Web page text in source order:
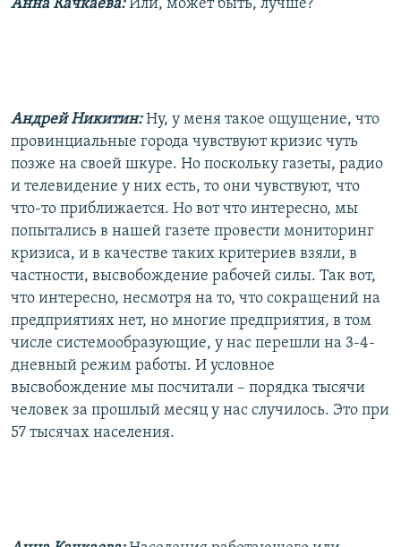
Анна Качкаева: Или, может быть, лучше?
Андрей Никитин: Ну, у меня такое ощущение, что
провинциальные города чувствуют кризис чуть
позже на своей шкуре. Но поскольку газеты, радио
и телевидение у них есть, то они чувствуют, что
что-то приближается. Но вот что интересно, мы
попытались в нашей газете провести мониторинг
кризиса, и в качестве таких критериев взяли, в
частности, высвобождение рабочей силы. Так вот,
что интересно, несмотря на то, что сокращений на
предприятиях нет, но многие предприятия, в том
числе системообразующие, у нас перешли на 3-4-
дневный режим работы. И условное
высвобождение мы посчитали – порядка тысячи
человек за прошлый месяц у нас случилось. Это при
57 тысячах населения.